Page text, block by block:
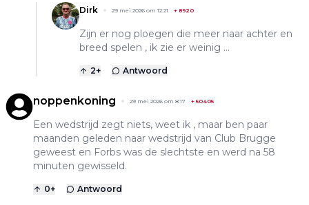
Dirk 29 mei 2026 om 12:21 + 8920
Zijn er nog ploegen die meer naar achter en
breed spelen , ik zie er weinig ...
2+ Antwoord
noppenkoning 29 mei 2026 om 8:17 + 50405
Een wedstrijd zegt niets, weet ik , maar ben paar
maanden geleden naar wedstrijd van Club Brugge
geweest en Forbs was de slechtste en werd na 58
minuten gewisseld.
0+ Antwoord